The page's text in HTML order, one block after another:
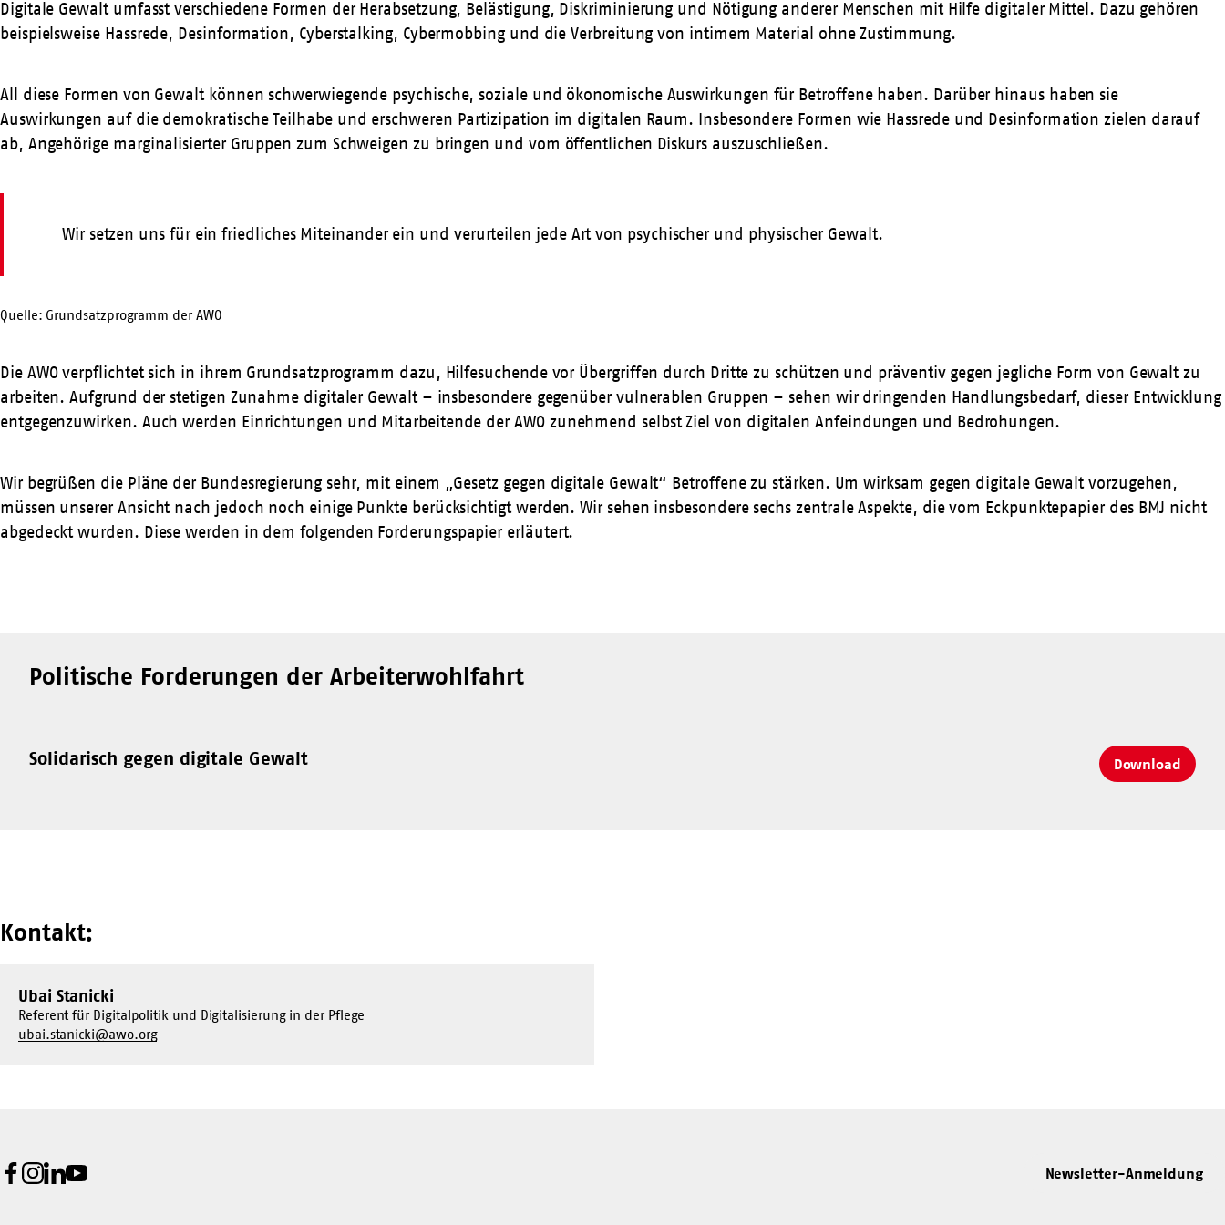
Digitale Gewalt umfasst verschiedene Formen der Herabsetzung, Belästigung, Diskriminierung und Nötigung anderer Menschen mit Hilfe digitaler Mittel. Dazu gehören
beispielsweise Hassrede, Desinformation, Cyberstalking, Cybermobbing und die Verbreitung von intimem Material ohne Zustimmung.
All diese Formen von Gewalt können schwerwiegende psychische, soziale und ökonomische Auswirkungen für Betroffene haben. Darüber hinaus haben sie
Auswirkungen auf die demokratische Teilhabe und erschweren Partizipation im digitalen Raum. Insbesondere Formen wie Hassrede und Desinformation zielen darauf
ab, Angehörige marginalisierter Gruppen zum Schweigen zu bringen und vom öffentlichen Diskurs auszuschließen.
Wir setzen uns für ein friedliches Miteinander ein und verurteilen jede Art von psychischer und physischer Gewalt.
Quelle: Grundsatzprogramm der AWO
Die AWO verpflichtet sich in ihrem Grundsatzprogramm dazu, Hilfesuchende vor Übergriffen durch Dritte zu schützen und präventiv gegen jegliche Form von Gewalt zu
arbeiten. Aufgrund der stetigen Zunahme digitaler Gewalt – insbesondere gegenüber vulnerablen Gruppen – sehen wir dringenden Handlungsbedarf, dieser Entwicklung
entgegenzuwirken. Auch werden Einrichtungen und Mitarbeitende der AWO zunehmend selbst Ziel von digitalen Anfeindungen und Bedrohungen.
Wir begrüßen die Pläne der Bundesregierung sehr, mit einem „Gesetz gegen digitale Gewalt“ Betroffene zu stärken. Um wirksam gegen digitale Gewalt vorzugehen,
müssen unserer Ansicht nach jedoch noch einige Punkte berücksichtigt werden. Wir sehen insbesondere sechs zentrale Aspekte, die vom Eckpunktepapier des BMJ nicht
abgedeckt wurden. Diese werden in dem folgenden Forderungspapier erläutert.
Politische Forderungen der Arbeiterwohlfahrt
Solidarisch gegen digitale Gewalt Download
Kontakt:
Ubai Stanicki
Referent für Digitalpolitik und Digitalisierung in der Pflege
ubai.stanicki@awo.org
Facebook
Instagram
LinkedIn
Youtube Newsletter-Anmeldung